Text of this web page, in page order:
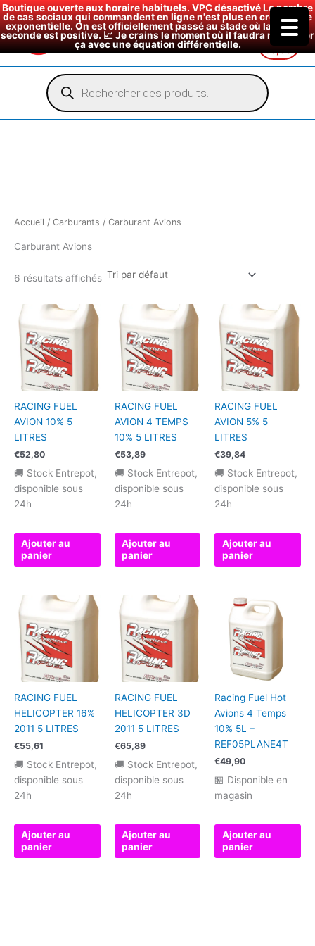
Boutique ouverte aux horaire habituels. VPC désactivé Le nombre
de cas sociaux qui commandent en ligne n'est plus en croissance
exponentielle. On est officiellement passé au stade où la dérivée
seconde est positive. 📈 Je crains le moment où il faudra modéliser
ça avec une équation différentielle.
€0,00
Recherche
de
produits
Accueil / Carburants / Carburant Avions
Carburant Avions
6 résultats affichés
RACING FUEL
AVION 10% 5
LITRES
€52,80
🚚 Stock Entrepot,
disponible sous
24h
Ajouter au
panier
RACING FUEL
AVION 4 TEMPS
10% 5 LITRES
€53,89
🚚 Stock Entrepot,
disponible sous
24h
Ajouter au
panier
RACING FUEL
AVION 5% 5
LITRES
€39,84
🚚 Stock Entrepot,
disponible sous
24h
Ajouter au
panier
RACING FUEL
HELICOPTER 16%
2011 5 LITRES
€55,61
🚚 Stock Entrepot,
disponible sous
24h
Ajouter au
panier
RACING FUEL
HELICOPTER 3D
2011 5 LITRES
€65,89
🚚 Stock Entrepot,
disponible sous
24h
Ajouter au
panier
Racing Fuel Hot
Avions 4 Temps
10% 5L –
REF05PLANE4T
€49,90
🏪 Disponible en
magasin
Ajouter au
panier